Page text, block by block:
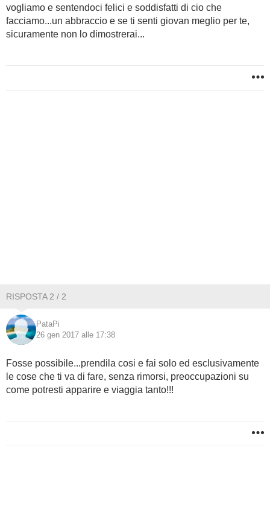
vogliamo e sentendoci felici e soddisfatti di cio che
facciamo...un abbraccio e se ti senti giovan meglio per te,
sicuramente non lo dimostrerai...
RISPOSTA 2 / 2
PataPi
26 gen 2017 alle 17:38
Fosse possibile...prendila cosi e fai solo ed esclusivamente
le cose che ti va di fare, senza rimorsi, preoccupazioni su
come potresti apparire e viaggia tanto!!!